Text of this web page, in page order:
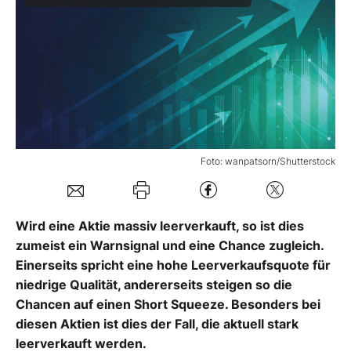
Mein Konto
Kontakt
Foto: wanpatsorn/Shutterstock
Wird eine Aktie massiv leerverkauft, so ist dies
zumeist ein Warnsignal und eine Chance zugleich.
Einerseits spricht eine hohe Leerverkaufsquote für
niedrige Qualität, andererseits steigen so die
Chancen auf einen Short Squeeze. Besonders bei
diesen Aktien ist dies der Fall, die aktuell stark
leerverkauft werden.